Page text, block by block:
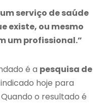
serviço de saúde
existe, ou mesmo
um profissional.”
é a pesquisa de
hoje para
o resultado é